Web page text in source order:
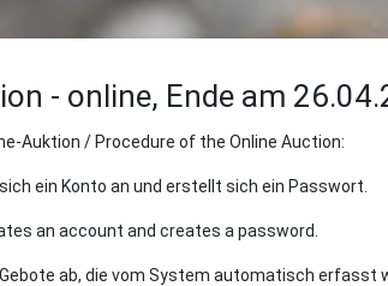
- online, Ende am
Auktion / Procedure of the Online Auction:
ein Konto an und erstellt sich ein Passwort.
an account and creates a password.
ab, die vom System automatisch erfasst